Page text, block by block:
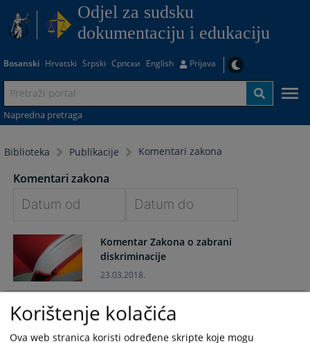
Odjel za sudsku
dokumentaciju i edukaciju
Bosanski Hrvatski Srpski Српски English Prijava
Napredna pretraga
Biblioteka Publikacije Komentari zakona
Komentari zakona
forward
to
interact
with
the
calendar
and
forward
to
interact
with
the
calendar
and
Komentar Zakona o zabrani
diskriminacije
23.03.2018.
Korištenje kolačića
Ova web stranica koristi određene skripte koje mogu